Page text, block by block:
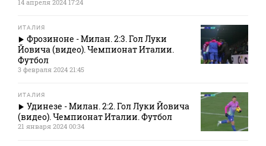
14 апреля 2024 17:24
ИТАЛИЯ
Фрозиноне - Милан. 2:3. Гол Луки
Йовича (видео). Чемпионат Италии.
Футбол
3 февраля 2024 21:45
ИТАЛИЯ
Удинезе - Милан. 2:2. Гол Луки Йовича
(видео). Чемпионат Италии. Футбол
21 января 2024 00:34